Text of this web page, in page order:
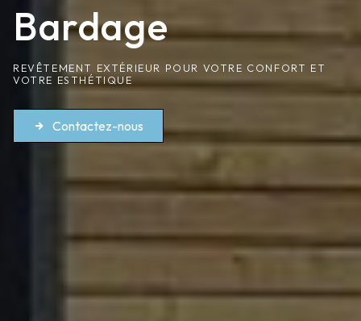
Bardage
REVÊTEMENT EXTÉRIEUR POUR VOTRE CONFORT ET
VOTRE ESTHÉTIQUE
Contactez-nous